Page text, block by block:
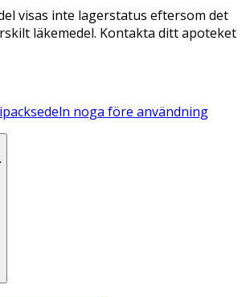
visas inte lagerstatus eftersom det
läkemedel. Kontakta ditt apoteket
noga före användning